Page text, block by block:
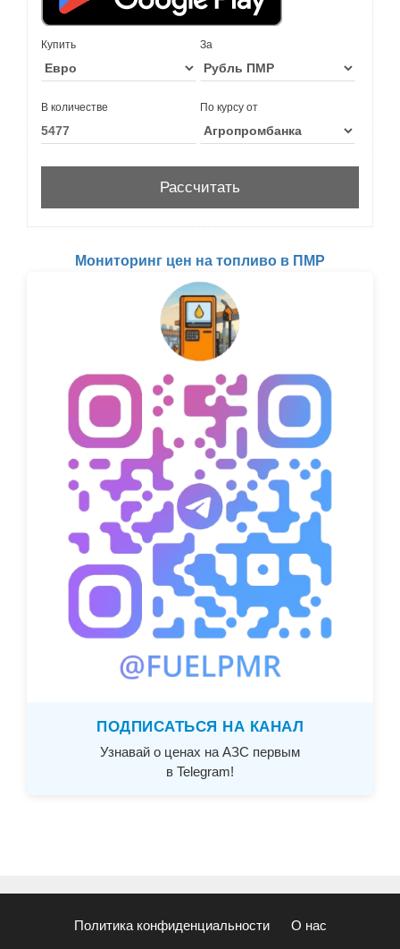
Купить За
В количестве По курсу от
Мониторинг цен на топливо в ПМР
ПОДПИСАТЬСЯ НА КАНАЛ
Узнавай о ценах на АЗС первым
в Telegram!
Политика конфиденциальности О нас